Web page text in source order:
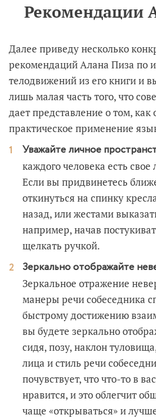
Рекомендации
Далее приведу несколько
рекомендаций Алана Пиза по
телодвижений из его книги и
лишь малая часть того, что
дает представление о том, как
практическое применение
Уважайте личное
каждого человека есть
Если вы придвинетесь
откинуться на спинку
назад, или жестами
например, начав
щелкать ручкой.
Зеркально отображайте
Зеркальное отражение
манеры речи собеседника
быстрому достижению
вы будете зеркально
сидя, позу, наклон
лица и стиль речи
почувствует, что что-то в
нравится, и это облегчит
чаще «открываться» и